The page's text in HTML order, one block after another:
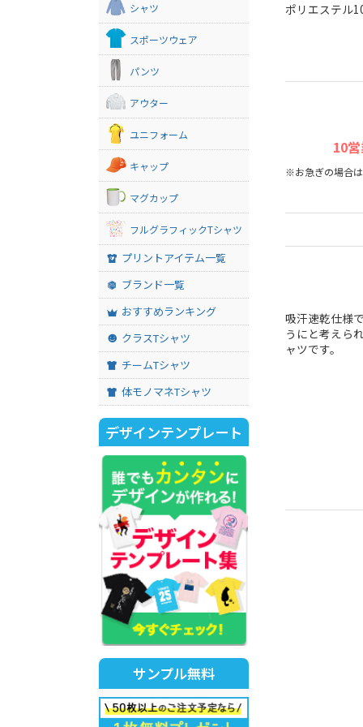
ポリエステル
10
※お急ぎの場合
吸汗速乾仕様
うにと考えら
ャツです。
シャツ
スポーツウェア
パンツ
アウター
ユニフォーム
キャップ
マグカップ
フルグラフィックTシャツ
プリントアイテム一覧
ブランド一覧
おすすめランキング
クラスTシャツ
チームTシャツ
体モノマネTシャツ
デザインテンプレート
サンプル無料